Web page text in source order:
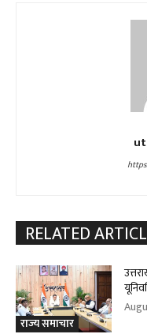
RELATED
राज्य समाचार